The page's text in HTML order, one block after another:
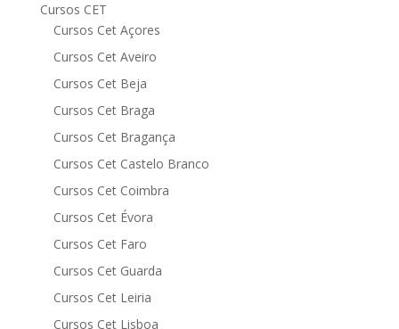
Cursos CET
Cursos Cet Açores
Cursos Cet Aveiro
Cursos Cet Beja
Cursos Cet Braga
Cursos Cet Bragança
Cursos Cet Castelo Branco
Cursos Cet Coimbra
Cursos Cet Évora
Cursos Cet Faro
Cursos Cet Guarda
Cursos Cet Leiria
Cursos Cet Lisboa